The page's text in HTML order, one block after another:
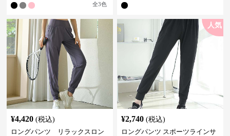
全3色
¥4,420 (税込)
ロングパンツ リラックスロン
人気
¥2,740 (税込)
ロングパンツ スポーツラインサ